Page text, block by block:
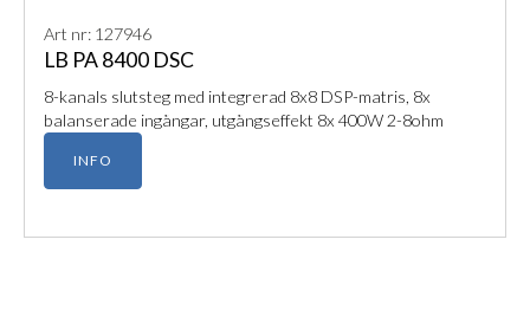
Art nr: 127946
LB PA 8400 DSC
8-kanals slutsteg med integrerad 8x8 DSP-matris, 8x
balanserade ingångar, utgångseffekt 8x 400W 2-8ohm
INFO